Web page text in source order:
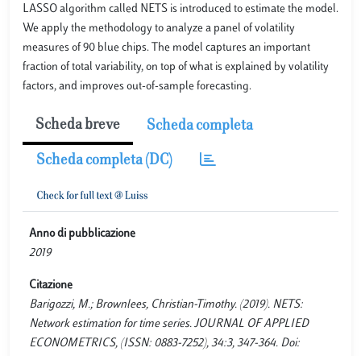
LASSO algorithm called NETS is introduced to estimate the model.
We apply the methodology to analyze a panel of volatility
measures of 90 blue chips. The model captures an important
fraction of total variability, on top of what is explained by volatility
factors, and improves out-of-sample forecasting.
Scheda breve Scheda completa
Scheda completa (DC)
Anno di pubblicazione
2019
Citazione
Barigozzi, M.; Brownlees, Christian-Timothy. (2019). NETS:
Network estimation for time series. JOURNAL OF APPLIED
ECONOMETRICS, (ISSN: 0883-7252), 34:3, 347-364. Doi: